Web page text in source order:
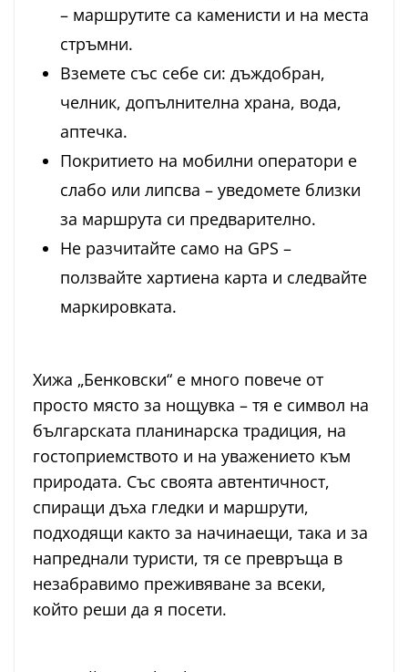
– маршрутите са каменисти и на места
стръмни.
Вземете със себе си: дъждобран,
челник, допълнителна храна, вода,
аптечка.
Покритието на мобилни оператори е
слабо или липсва – уведомете близки
за маршрута си предварително.
Не разчитайте само на GPS –
ползвайте хартиена карта и следвайте
маркировката.
Хижа „Бенковски“ е много повече от
просто място за нощувка – тя е символ на
българската планинарска традиция, на
гостоприемството и на уважението към
природата. Със своята автентичност,
спиращи дъха гледки и маршрути,
подходящи както за начинаещи, така и за
напреднали туристи, тя се превръща в
незабравимо преживяване за всеки,
който реши да я посети.